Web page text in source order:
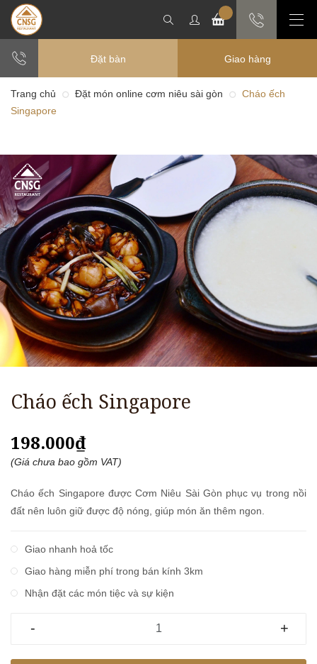
Đặt bàn Giao hàng
Trang chủ Đặt món online cơm niêu sài gòn
Cháo ếch
Singapore
Cháo ếch Singapore
198.000₫
(Giá chưa bao gồm VAT)
Cháo ếch Singapore được Cơm Niêu Sài Gòn phục vụ trong nồi
đất nên luôn giữ được độ nóng, giúp món ăn thêm ngon.
Giao nhanh hoả tốc
Giao hàng miễn phí trong bán kính 3km
Nhận đặt các món tiệc và sự kiện
- +